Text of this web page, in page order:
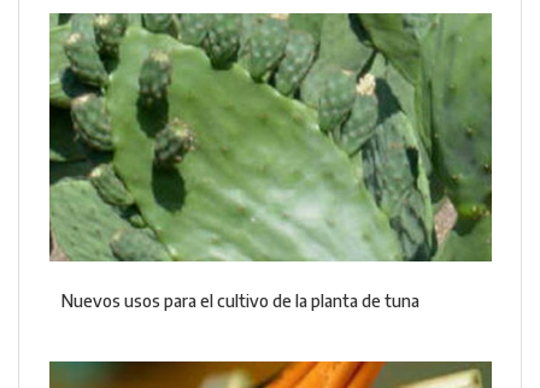
Nuevos usos para el cultivo de la planta de tuna